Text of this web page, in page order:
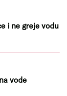
i ne greje vodu
vode